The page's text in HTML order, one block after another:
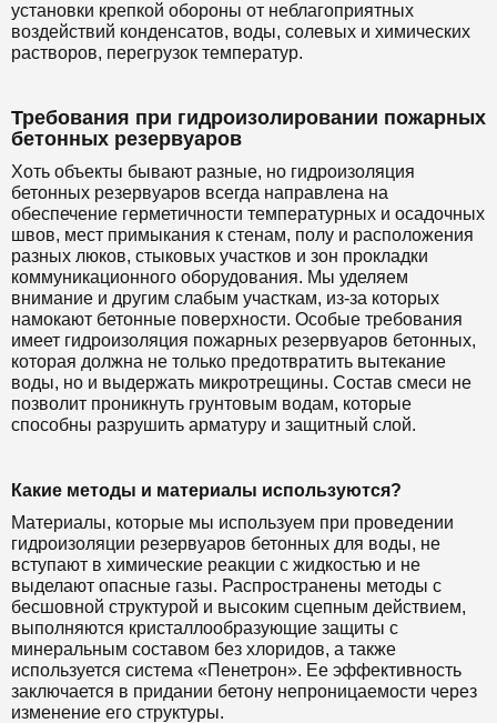
установки крепкой обороны от неблагоприятных
воздействий конденсатов, воды, солевых и химических
растворов, перегрузок температур.
Требования при гидроизолировании пожарных
бетонных резервуаров
Хоть объекты бывают разные, но гидроизоляция
бетонных резервуаров всегда направлена на
обеспечение герметичности температурных и осадочных
швов, мест примыкания к стенам, полу и расположения
разных люков, стыковых участков и зон прокладки
коммуникационного оборудования. Мы уделяем
внимание и другим слабым участкам, из-за которых
намокают бетонные поверхности. Особые требования
имеет гидроизоляция пожарных резервуаров бетонных,
которая должна не только предотвратить вытекание
воды, но и выдержать микротрещины. Состав смеси не
позволит проникнуть грунтовым водам, которые
способны разрушить арматуру и защитный слой.
Какие методы и материалы используются?
Материалы, которые мы используем при проведении
гидроизоляции резервуаров бетонных для воды, не
вступают в химические реакции с жидкостью и не
выделают опасные газы. Распространены методы с
бесшовной структурой и высоким сцепным действием,
выполняются кристаллообразующие защиты с
минеральным составом без хлоридов, а также
используется система «Пенетрон». Ее эффективность
заключается в придании бетону непроницаемости через
изменение его структуры.